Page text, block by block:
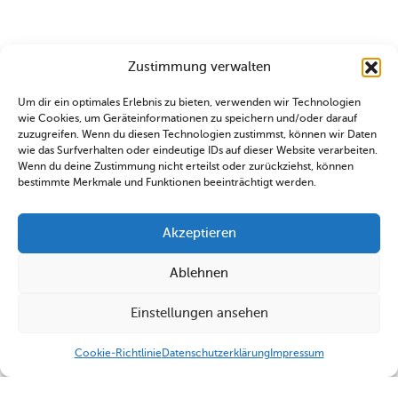
Zustimmung verwalten
Um dir ein optimales Erlebnis zu bieten, verwenden wir Technologien
wie Cookies, um Geräteinformationen zu speichern und/oder darauf
zuzugreifen. Wenn du diesen Technologien zustimmst, können wir Daten
wie das Surfverhalten oder eindeutige IDs auf dieser Website verarbeiten.
Wenn du deine Zustimmung nicht erteilst oder zurückziehst, können
bestimmte Merkmale und Funktionen beeinträchtigt werden.
Akzeptieren
Ablehnen
Einstellungen ansehen
Cookie-RichtlinieDatenschutzerklärungImpressum